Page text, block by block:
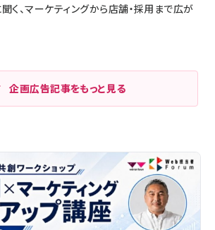
く、マーケティングから店舗・採用まで広が
企画広告記事をもっと見る